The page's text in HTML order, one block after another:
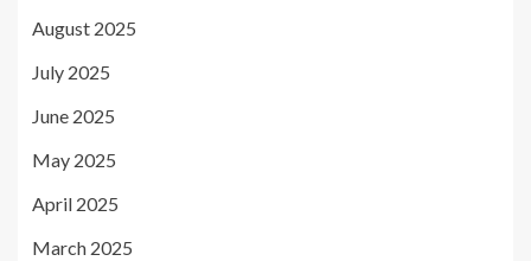
August 2025
July 2025
June 2025
May 2025
April 2025
March 2025